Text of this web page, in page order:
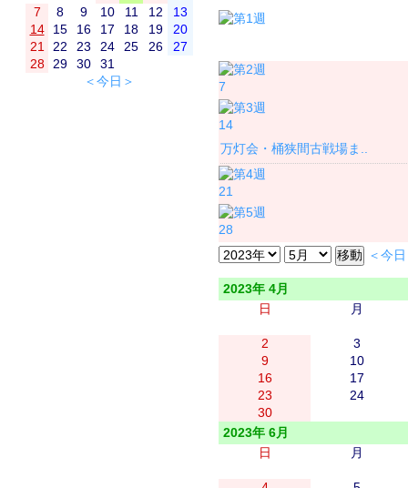
7
8 9 10 11 12
13
14
15 16 17 18 19
20
21
22 23 24 25 26
27
28
29 30
31
＜今日＞
7
14
万灯会・桶狭間古戦場ま..
21
28
＜今
2023年 4月
日
月
2
3
9
10
16
17
23
24
30
2023年 6月
日
月